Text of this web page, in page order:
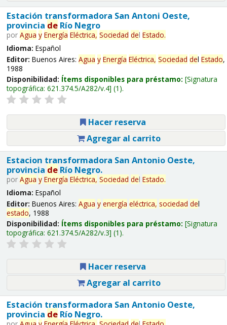
Estación transformadora San Antoni Oeste,
provincia deRío Negro
por Agua y Energía Eléctrica, Sociedad del Estado.
Idioma: Español
Editor: Buenos Aires: Agua y Energía Eléctrica, Sociedad del Estado,
1988
Disponibilidad: Ítems disponibles para préstamo: Signatura
topográfica: 621.374.5/A282/v.4 (1).
Hacer reserva
Agregar al carrito
Estacion transformadora San Antonio Oeste,
provincia deRío Negro.
por Agua y Energía Eléctrica, Sociedad del Estado.
Idioma: Español
Editor: Buenos Aires: Agua y energía eléctrica, sociedad del
estado, 1988
Disponibilidad: Ítems disponibles para préstamo: Signatura
topográfica: 621.374.5/A282/v.3 (1).
Hacer reserva
Agregar al carrito
Estación transformadora San Antonio Oeste,
provincia deRío Negro.